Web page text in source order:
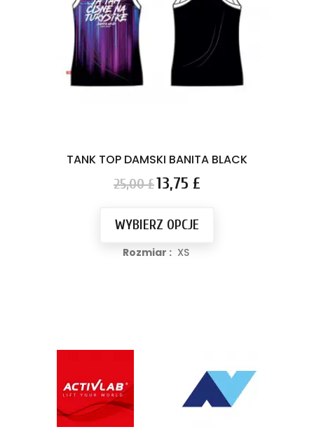
TANK TOP DAMSKI BANITA BLACK
Cena
podstawowa
25,00 £Cena
13,75 £
WYBIERZ OPCJE
Rozmiar : XS